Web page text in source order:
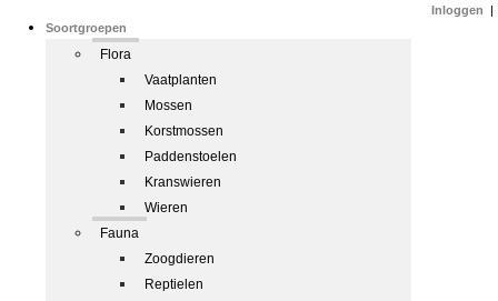
Soortgroepen
Flora
Vaatplanten
Mossen
Korstmossen
Paddenstoelen
Kranswieren
Wieren
Fauna
Zoogdieren
Reptielen
Inloggen |